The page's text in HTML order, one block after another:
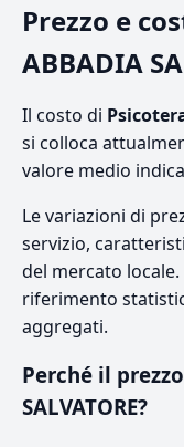
Prezzo e
ABBADIA
Il costo di
si colloca
valore medio
Le variazioni di
servizio,
del mercato
riferimento
aggregati.
Perché il
SALVATORE?